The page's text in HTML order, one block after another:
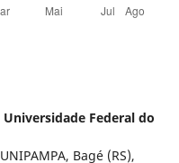
Universidade Federal do
Bagé (RS),